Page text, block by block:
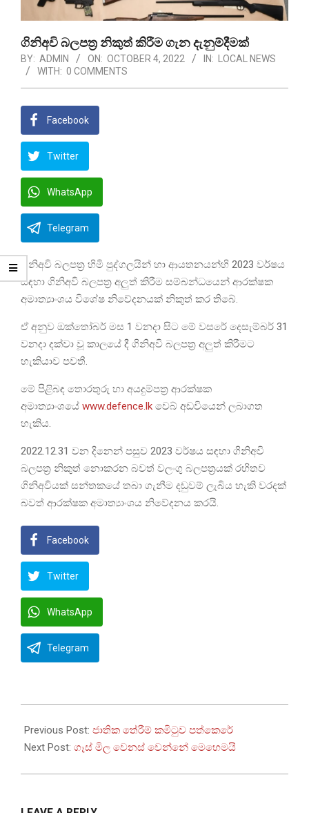
ගිනිඅවි බලපත්‍ර නිකුත් කිරීම ගැන දැනුම්දීමක්
BY: ADMIN ON: OCTOBER 4, 2022 IN:
LOCAL NEWS
WITH: 0 COMMENTS
Facebook
Twitter
WhatsApp
Telegram
ගිනිඅවි බලපත්‍ර හිමි පුද්ගලයින් හා ආයතනයන්හි 2023 වර්ෂය
සඳහා ගිනිඅවි බලපත්‍ර අලුත් කිරීම සම්බන්ධයෙන් ආරක්ෂක
අමාත්‍යාංශය විශේෂ නිවේදනයක් නිකුත් කර තිබේ.
ඒ අනුව ඔක්තෝබර් මස 1 වනදා සිට මේ වසරේ දෙසැම්බර් 31
වනදා දක්වා වූ කාලයේ දී ගිනිඅවි බලපත්‍ර අලුත් කිරීමට
හැකියාව පවතී.
මේ පිළිබඳ තොරතුරු හා අයදුම්පත්‍ර ආරක්ෂක
අමාත්‍යාංශයේ www.defence.lk වෙබ් අඩවියෙන් ලබාගත
හැකිය.
2022.12.31 වන දිනෙන් පසුව 2023 වර්ෂය සඳහා ගිනිඅවි
බලපත්‍ර නිකුත් නොකරන බවත් වලංගු බලපත්‍රයක් රහිතව
ගිනිඅවියක් සන්තකයේ තබා ගැනීම දඬුවම් ලැබිය හැකි වරදක්
බවත් ආරක්ෂක අමාත්‍යාංශය නිවේදනය කරයි.
Facebook
Twitter
WhatsApp
Telegram
10-
04
Previous Post: ජාතික තේරීම් කමිටුව පත්කෙරේ
Next Post: ගෑස් මිල වෙනස් වෙන්නේ මෙහෙමයි